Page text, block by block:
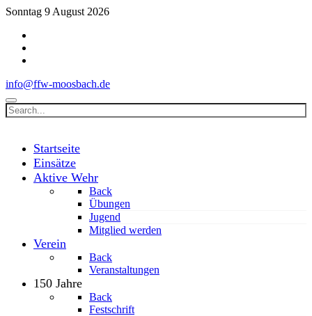
Sonntag 9 August 2026
info@ffw-moosbach.de
Startseite
Einsätze
Aktive Wehr
Back
Übungen
Jugend
Mitglied werden
Verein
Back
Veranstaltungen
150 Jahre
Back
Festschrift